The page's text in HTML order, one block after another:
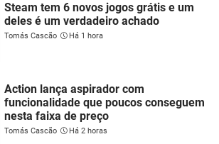
Steam tem 6 novos jogos grátis e um
deles é um verdadeiro achado
Tomás Cascão Há 1 hora
Action lança aspirador com
funcionalidade que poucos conseguem
nesta faixa de preço
Tomás Cascão Há 2 horas